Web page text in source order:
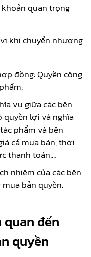
khoản quan trọng
khi chuyển nhượng
đồng: Quyền công
vụ giữa các bên
quyền lợi và nghĩa
phẩm và bên
cả mua bán, thời
thanh toán,…
nhiệm của các bên
bản quyền.
quan đến
quyền